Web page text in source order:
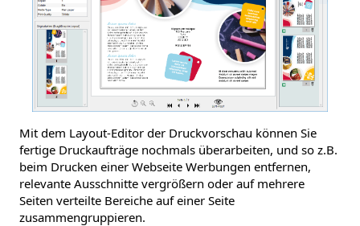
Mit dem Layout-Editor der Druckvorschau können Sie
fertige Druckaufträge nochmals überarbeiten, und so z.B.
beim Drucken einer Webseite Werbungen entfernen,
relevante Ausschnitte vergrößern oder auf mehrere
Seiten verteilte Bereiche auf einer Seite
zusammengruppieren.